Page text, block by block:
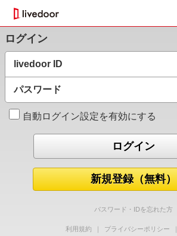
ログイン
livedoor ID
パスワード
自動ログイン設定を有効にする
新規登録（無料）
パスワード・IDを忘れた方
利用規約 ｜ プライバシーポリシー ｜